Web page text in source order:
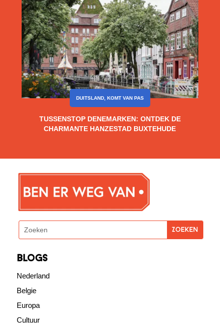
TUSSENSTOP DENEMARKEN: ONTDEK DE
CHARMANTE HANZESTAD BUXTEHUDE
DUITSLAND, KOMT VAN PAS
blogs
Nederland
Belgie
Europa
Cultuur